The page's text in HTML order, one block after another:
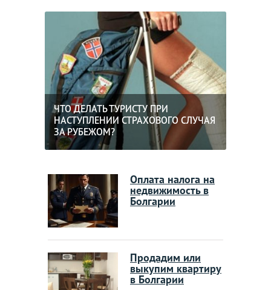
ЧТО ДЕЛАТЬ ТУРИСТУ ПРИ
НАСТУПЛЕНИИ СТРАХОВОГО СЛУЧАЯ
ЗА РУБЕЖОМ?
Оплата налога на
недвижимость в
Болгарии
Продадим или
выкупим квартиру
в Болгарии